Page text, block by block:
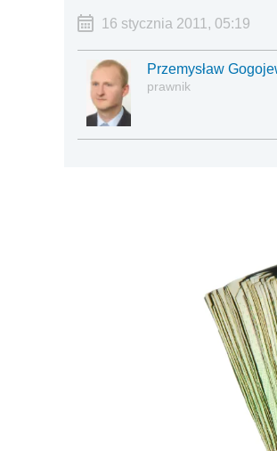
16 stycznia 2011, 05:19
Przemysław
prawnik